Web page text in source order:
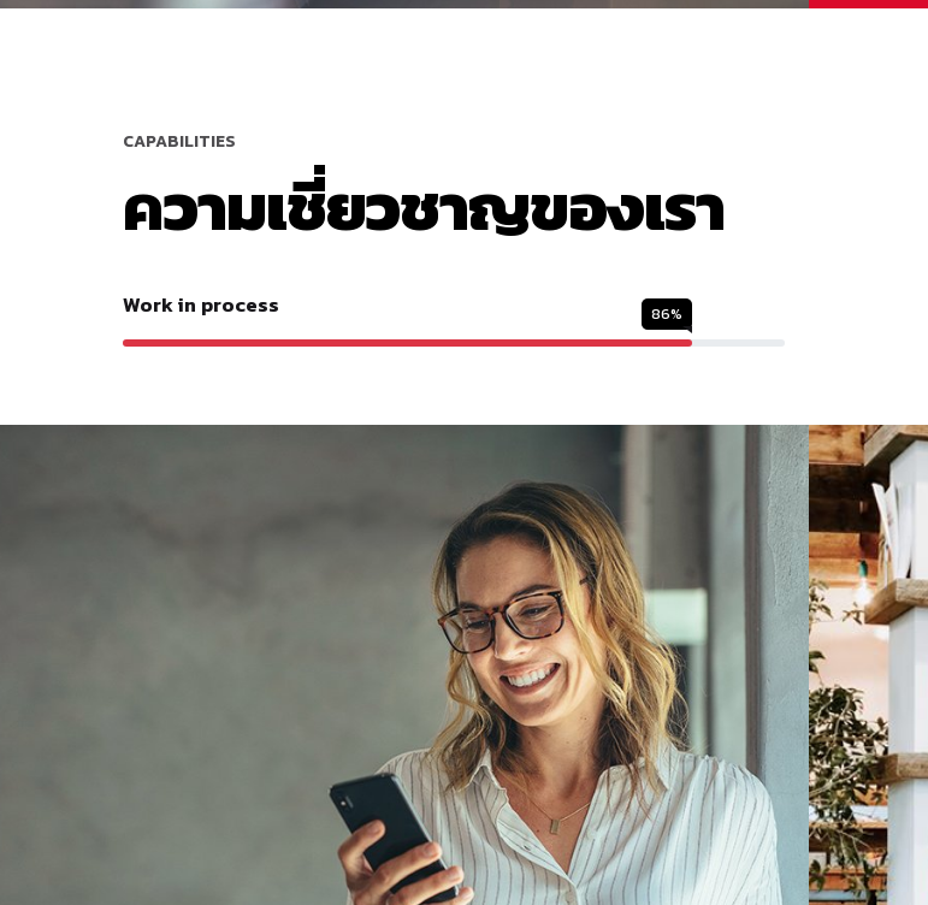
CAPABILITIES
ความเชี่ยวชาญของเรา
Work in process 86%